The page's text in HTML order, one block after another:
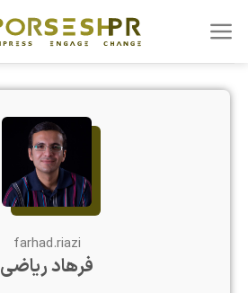
content
farhad.riazi
فرهاد ریاضی